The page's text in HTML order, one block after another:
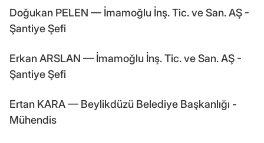
Doğukan PELEN — İmamoğlu İnş. Tic. ve San. AŞ -
Şantiye Şefi
Erkan ARSLAN — İmamoğlu İnş. Tic. ve San. AŞ -
Şantiye Şefi
Ertan KARA — Beylikdüzü Belediye Başkanlığı -
Mühendis